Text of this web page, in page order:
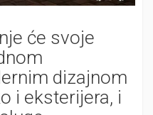
će svoje
dizajnom
i eksterijera, i